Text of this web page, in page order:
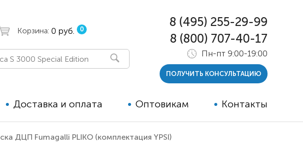
Корзина: 0 руб. 0
Доставка и оплата Оптовикам Контакты
8 (495) 255-29-99
8 (800) 707-40-17
Пн-пт 9:00-19:00
ПОЛУЧИТЬ КОНСУЛЬТАЦИЮ
ДЦП Fumagalli PLIKO (комплектация YPSI)